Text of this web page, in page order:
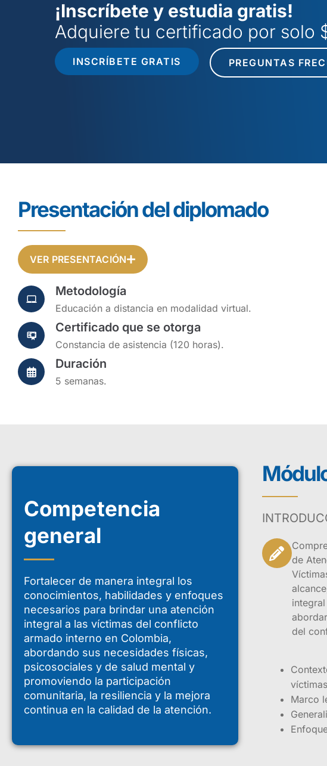
¡Inscríbete y estudia gratis!
Adquiere tu certificado por solo
INSCRÍBETE GRATIS PREGUNTAS
Presentación del diplomado
VER PRESENTACIÓN
Metodología
Educación a distancia en modalidad virtual.
Certificado que se otorga
Constancia de asistencia (120 horas).
Duración
5 semanas.
Competencia
general
Fortalecer de manera integral los
conocimientos, habilidades y enfoques
necesarios para brindar una atención
integral a las víctimas del conflicto
armado interno en Colombia,
abordando sus necesidades físicas,
psicosociales y de salud mental y
promoviendo la participación
comunitaria, la resiliencia y la mejora
continua en la calidad de la atención.
de
del
Marco